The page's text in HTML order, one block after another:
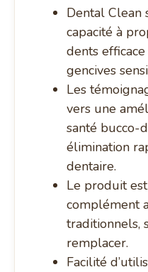
Dental Clean
capacité à
dents
gencives
Les
vers une
santé bucco-
élimination
dentaire.
Le produit
complément
traditionnels,
remplacer.
Facilité